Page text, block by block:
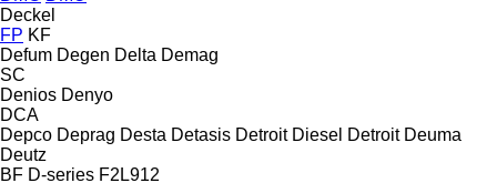
Deckel
FP KF
Defum Degen Delta Demag
SC
Denios Denyo
DCA
Depco Deprag Desta Detasis Detroit Diesel Detroit Deuma
Deutz
BF D-series F2L912